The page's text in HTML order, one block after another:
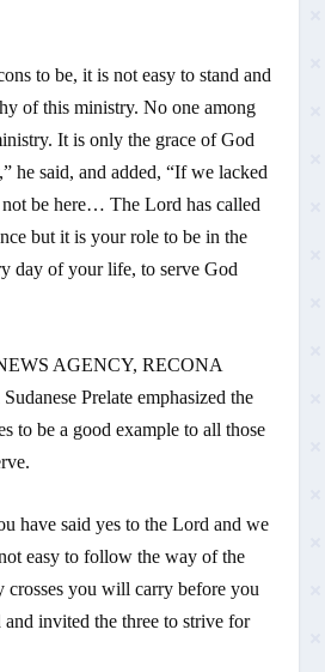
to be, it is not easy to stand and
of this ministry. No one among
It is only the grace of God
he said, and added, “If we lacked
be here… The Lord has called
but it is your role to be in the
day of your life, to serve God
AGENCY, RECONA
Prelate emphasized the
to be a good example to all those
have said yes to the Lord and we
easy to follow the way of the
crosses you will carry before you
and invited the three to strive for